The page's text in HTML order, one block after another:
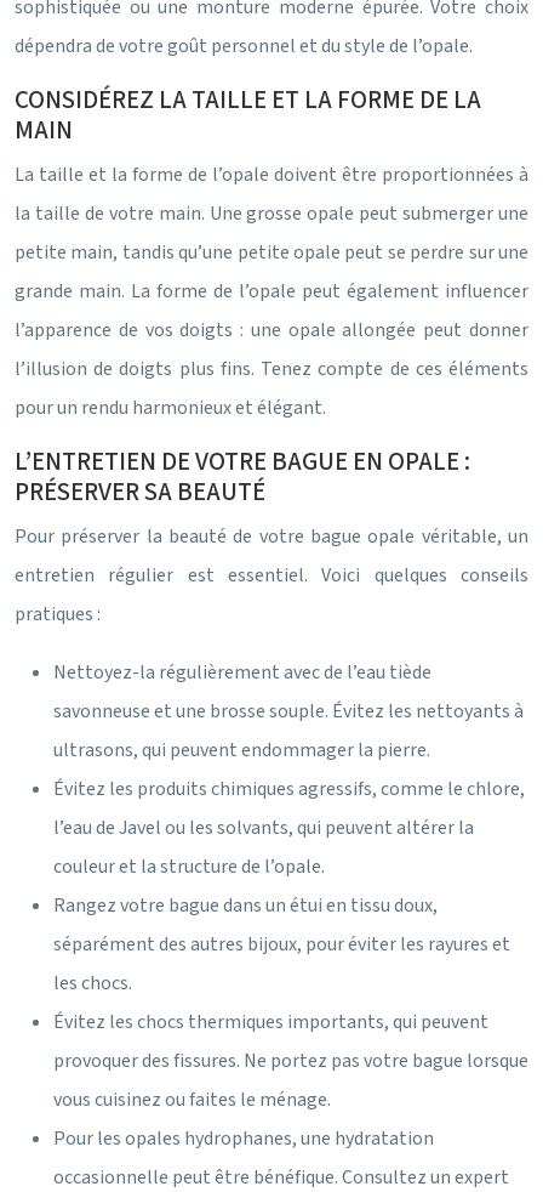
sophistiquée ou une monture moderne épurée. Votre choix
dépendra de votre goût personnel et du style de l’opale.
CONSIDÉREZ LA TAILLE ET LA FORME DE LA
MAIN
La taille et la forme de l’opale doivent être proportionnées à
la taille de votre main. Une grosse opale peut submerger une
petite main, tandis qu’une petite opale peut se perdre sur une
grande main. La forme de l’opale peut également influencer
l’apparence de vos doigts : une opale allongée peut donner
l’illusion de doigts plus fins. Tenez compte de ces éléments
pour un rendu harmonieux et élégant.
L’ENTRETIEN DE VOTRE BAGUE EN OPALE :
PRÉSERVER SA BEAUTÉ
Pour préserver la beauté de votre bague opale véritable, un
entretien régulier est essentiel. Voici quelques conseils
pratiques :
Nettoyez-la régulièrement avec de l’eau tiède
savonneuse et une brosse souple. Évitez les nettoyants à
ultrasons, qui peuvent endommager la pierre.
Évitez les produits chimiques agressifs, comme le chlore,
l’eau de Javel ou les solvants, qui peuvent altérer la
couleur et la structure de l’opale.
Rangez votre bague dans un étui en tissu doux,
séparément des autres bijoux, pour éviter les rayures et
les chocs.
Évitez les chocs thermiques importants, qui peuvent
provoquer des fissures. Ne portez pas votre bague lorsque
vous cuisinez ou faites le ménage.
Pour les opales hydrophanes, une hydratation
occasionnelle peut être bénéfique. Consultez un expert